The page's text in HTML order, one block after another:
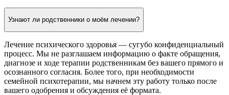
Узнают ли родственники о моём лечении?
Лечение психического здоровья — сугубо конфиденциальный
процесс. Мы не разглашаем информацию о факте обращения,
диагнозе и ходе терапии родственникам без вашего прямого и
осознанного согласия. Более того, при необходимости
семейной психотерапии, мы начнем эту работу только после
вашего одобрения и обсуждения её формата.